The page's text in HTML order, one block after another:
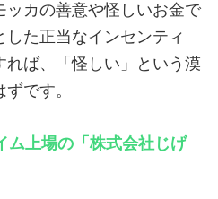
カの善意や怪しいお金で
た正当なインセンティ
ば、「怪しい」という漠
です。
ム上場の「株式会社じげ